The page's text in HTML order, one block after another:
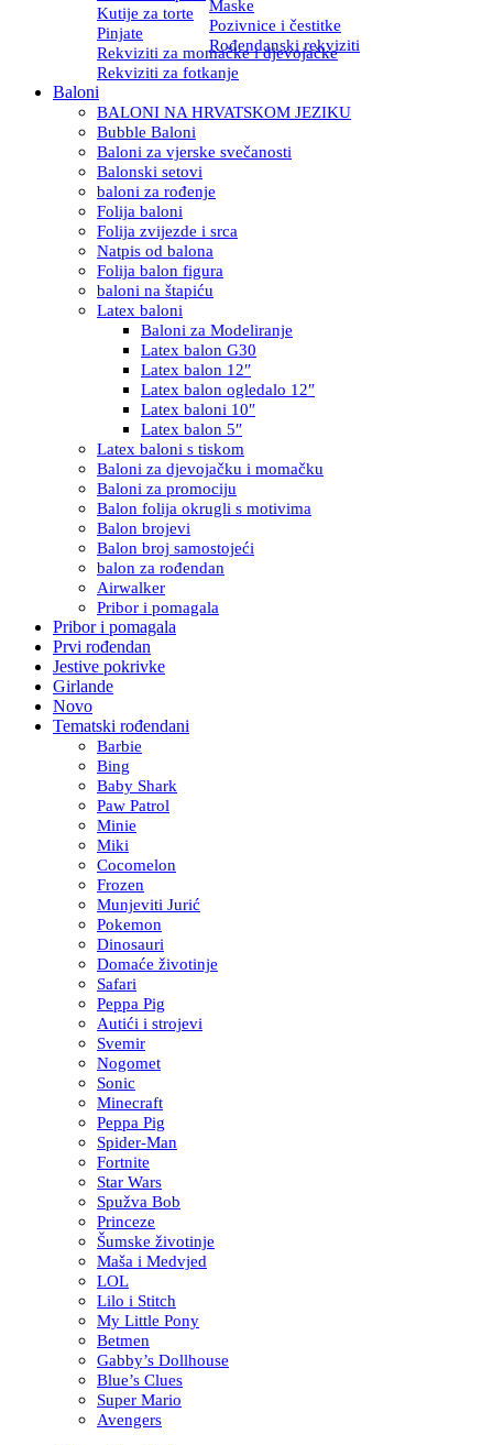
Kutije za torte
Maske
Pinjate
Pozivnice i čestitke
Rekviziti za momačke i djevojačke
Rođendanski rekviziti
Rekviziti za fotkanje
Baloni
BALONI NA HRVATSKOM JEZIKU
Bubble Baloni
Baloni za vjerske svečanosti
Balonski setovi
baloni za rođenje
Folija baloni
Folija zvijezde i srca
Natpis od balona
Folija balon figura
baloni na štapiću
Latex baloni
Baloni za Modeliranje
Latex balon G30
Latex balon 12″
Latex balon ogledalo 12″
Latex baloni 10″
Latex balon 5″
Latex baloni s tiskom
Baloni za djevojačku i momačku
Baloni za promociju
Balon folija okrugli s motivima
Balon brojevi
Balon broj samostojeći
balon za rođendan
Airwalker
Pribor i pomagala
Pribor i pomagala
Prvi rođendan
Jestive pokrivke
Girlande
Novo
Tematski rođendani
Barbie
Bing
Baby Shark
Paw Patrol
Minie
Miki
Cocomelon
Frozen
Munjeviti Jurić
Pokemon
Dinosauri
Domaće životinje
Safari
Peppa Pig
Autići i strojevi
Svemir
Nogomet
Sonic
Minecraft
Peppa Pig
Spider-Man
Fortnite
Star Wars
Spužva Bob
Princeze
Šumske životinje
Maša i Medvjed
LOL
Lilo i Stitch
My Little Pony
Betmen
Gabby’s Dollhouse
Blue’s Clues
Super Mario
Avengers